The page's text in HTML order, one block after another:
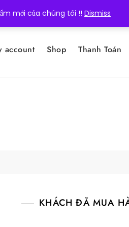
mới của chúng tôi !! Dismiss
account Shop Thanh Toán
KHÁCH ĐÃ MUA